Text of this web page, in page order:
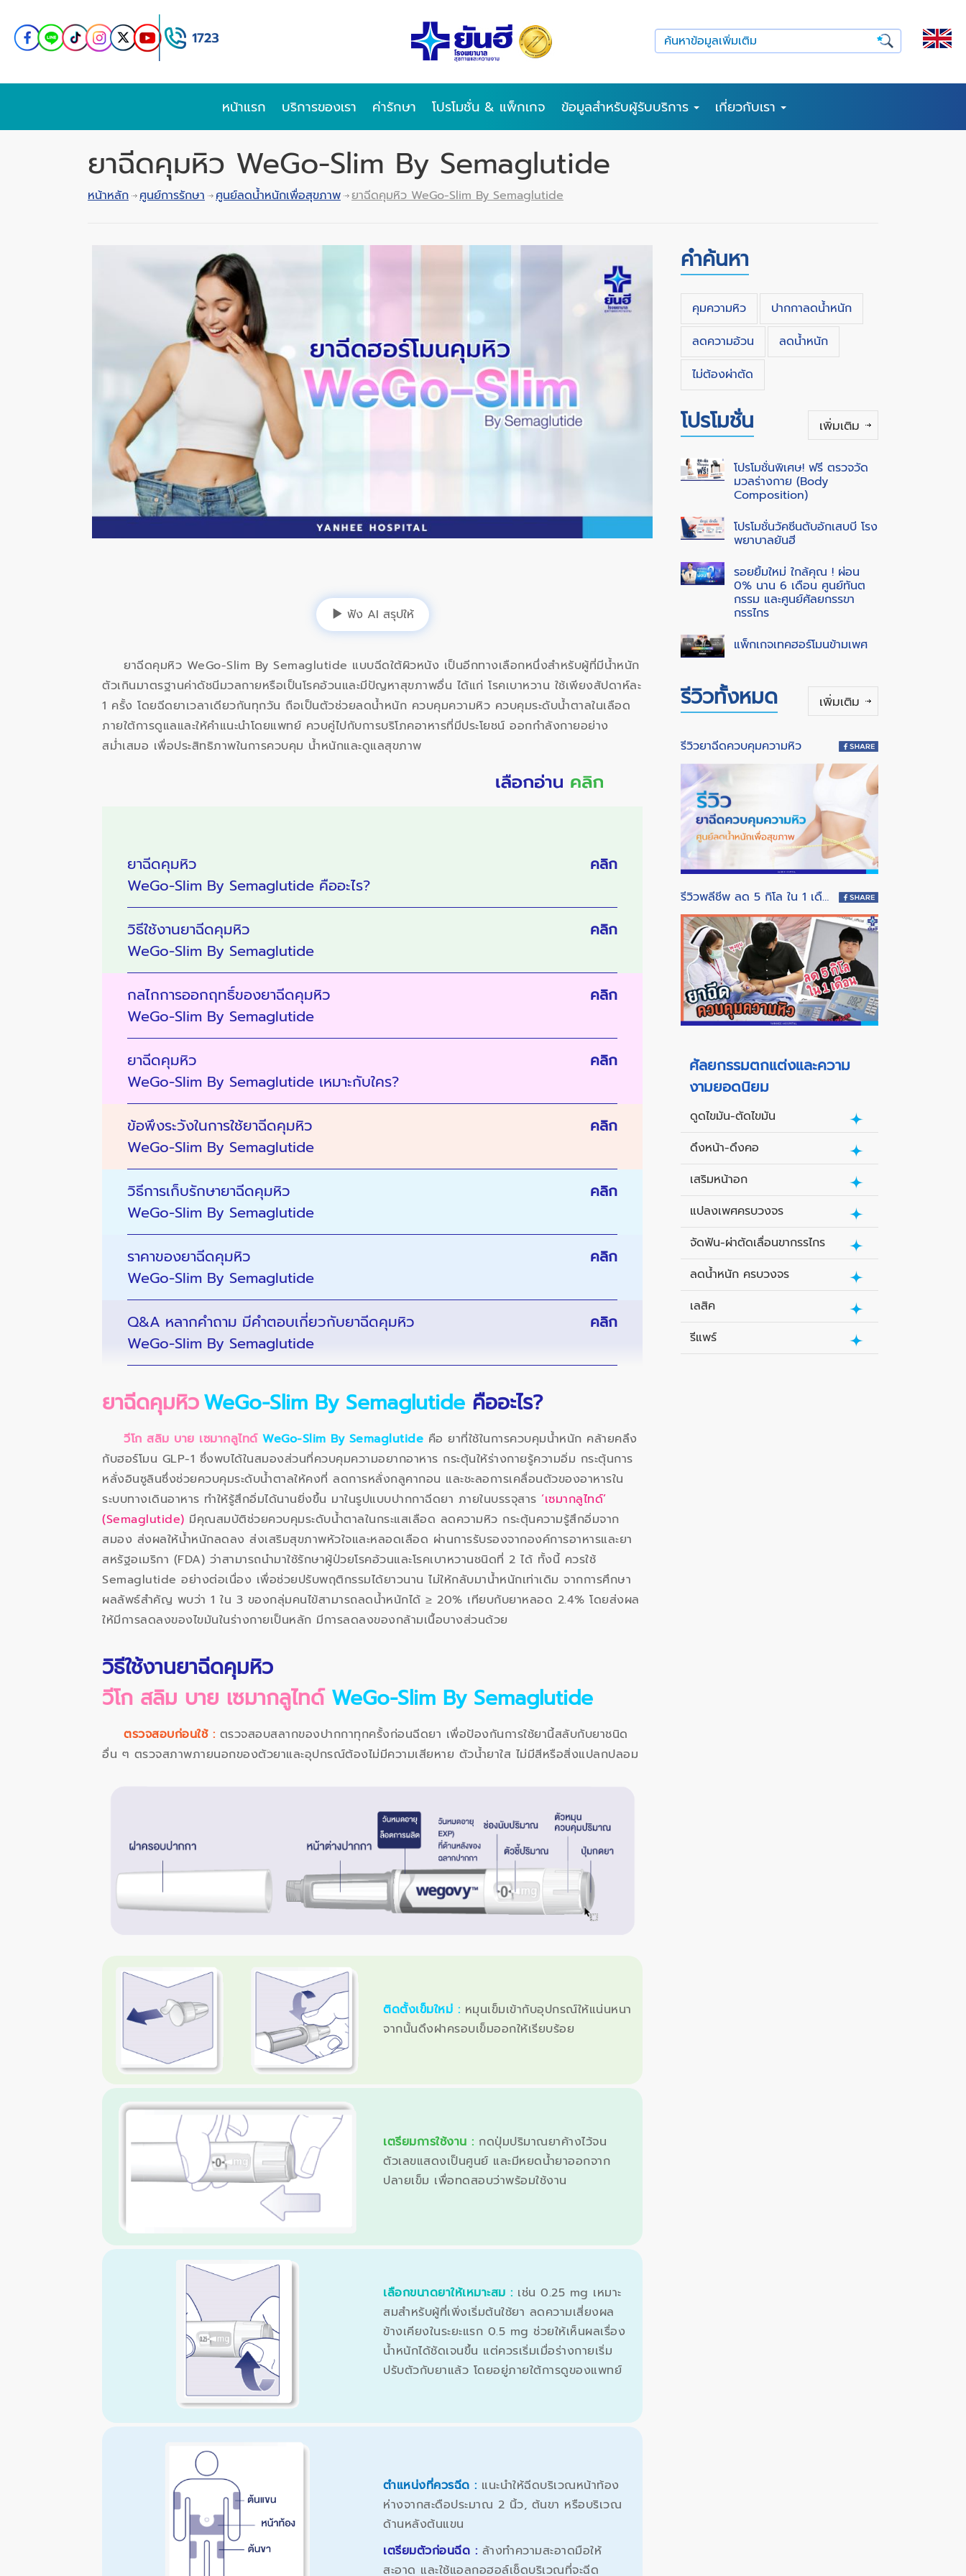
หน้าแรก บริการของเรา ค่ารักษา โปรโมชั่น & แพ็กเกจ ข้อมูลสำหรับผู้รับบริการ เกี่ยวกับเรา
ยาฉีดคุมหิว WeGo-Slim By Semaglutide
หน้าหลัก ศูนย์การรักษา ศูนย์ลดน้ำหนักเพื่อสุขภาพ ยาฉีดคุมหิว WeGo-Slim By Semaglutide
ฟัง AI สรุปให้
ยาฉีดคุมหิว WeGo-Slim By Semaglutide แบบฉีดใต้ผิวหนัง เป็นอีกทางเลือกหนึ่งสำหรับผู้ที่มีน้ำหนัก
ตัวเกินมาตรฐานค่าดัชนีมวลกายหรือเป็นโรคอ้วนและมีปัญหาสุขภาพอื่น ได้แก่ โรคเบาหวาน ใช้เพียงสัปดาห์ละ
1 ครั้ง โดยฉีดยาเวลาเดียวกันทุกวัน ถือเป็นตัวช่วยลดน้ำหนัก ควบคุมความหิว ควบคุมระดับน้ำตาลในเลือด
ภายใต้การดูแลและให้คำแนะนำโดยแพทย์ ควบคู่ไปกับการบริโภคอาหารที่มีประโยชน์ ออกกำลังกายอย่าง
สม่ำเสมอ เพื่อประสิทธิภาพในการควบคุม น้ำหนักและดูแลสุขภาพ
ยาฉีดคุมหิว
WeGo-Slim By Semaglutide คืออะไร?
คลิก
วิธีใช้งานยาฉีดคุมหิว
WeGo-Slim By Semaglutide
คลิก
กลไกการออกฤทธิ์ของยาฉีดคุมหิว
WeGo-Slim By Semaglutide
คลิก
ยาฉีดคุมหิว
WeGo-Slim By Semaglutide เหมาะกับใคร?
คลิก
ข้อพึงระวังในการใช้ยาฉีดคุมหิว
WeGo-Slim By Semaglutide
คลิก
วิธีการเก็บรักษายาฉีดคุมหิว
WeGo-Slim By Semaglutide
คลิก
ราคาของยาฉีดคุมหิว
WeGo-Slim By Semaglutide
คลิก
Q&A หลากคำถาม มีคำตอบเกี่ยวกับยาฉีดคุมหิว
WeGo-Slim By Semaglutide
คลิก
ยาฉีดคุมหิวWeGo-Slim By Semaglutide คืออะไร?
วีโก สลิม บาย เซมากลูไทด์ WeGo-Slim By Semaglutide คือ ยาที่ใช้ในการควบคุมน้ำหนัก คล้ายคลึง
กับฮอร์โมน GLP-1 ซึ่งพบได้ในสมองส่วนที่ควบคุมความอยากอาหาร กระตุ้นให้ร่างกายรู้ความอิ่ม กระตุ้นการ
หลั่งอินซูลินซึ่งช่วยควบคุมระดับน้ำตาลให้คงที่ ลดการหลั่งกลูคากอน และชะลอการเคลื่อนตัวของอาหารใน
ระบบทางเดินอาหาร ทำให้รู้สึกอิ่มได้นานยิ่งขึ้น มาในรูปแบบปากกาฉีดยา ภายในบรรจุสาร ‘เซมากลูไทด์’
(Semaglutide) มีคุณสมบัติช่วยควบคุมระดับน้ำตาลในกระแสเลือด ลดความหิว กระตุ้นความรู้สึกอิ่มจาก
สมอง ส่งผลให้น้ำหนักลดลง ส่งเสริมสุขภาพหัวใจและหลอดเลือด ผ่านการรับรองจากองค์การอาหารและยา
สหรัฐอเมริกา (FDA) ว่าสามารถนำมาใช้รักษาผู้ป่วยโรคอ้วนและโรคเบาหวานชนิดที่ 2 ได้ ทั้งนี้ ควรใช้
Semaglutide อย่างต่อเนื่อง เพื่อช่วยปรับพฤติกรรมได้ยาวนาน ไม่ให้กลับมาน้ำหนักเท่าเดิม จากการศึกษา
ผลลัพธ์สำคัญ พบว่า 1 ใน 3 ของกลุ่มคนไข้สามารถลดน้ำหนักได้ ≥ 20% เทียบกับยาหลอด 2.4% โดยส่งผล
ให้มีการลดลงของไขมันในร่างกายเป็นหลัก มีการลดลงของกล้ามเนื้อบางส่วนด้วย
วิธีใช้งานยาฉีดคุมหิว
วีโก สลิม บาย เซมากลูไทด์ WeGo-Slim By Semaglutide
ตรวจสอบก่อนใช้ : ตรวจสอบสลากของปากกาทุกครั้งก่อนฉีดยา เพื่อป้องกันการใช้ยานี้สลับกับยาชนิด
อื่น ๆ ตรวจสภาพภายนอกของตัวยาและอุปกรณ์ต้องไม่มีความเสียหาย ตัวน้ำยาใส ไม่มีสีหรือสิ่งแปลกปลอม
ติดตั้งเข็มใหม่ : หมุนเข็มเข้ากับอุปกรณ์ให้แน่นหนา
จากนั้นดึงฝาครอบเข็มออกให้เรียบร้อย
เตรียมการใช้งาน : กดปุ่มปริมาณยาค้างไว้จน
ตัวเลขแสดงเป็นศูนย์ และมีหยดน้ำยาออกจาก
ปลายเข็ม เพื่อทดสอบว่าพร้อมใช้งาน
เลือกขนาดยาให้เหมาะสม : เช่น 0.25 mg เหมาะ
สมสำหรับผู้ที่เพิ่งเริ่มต้นใช้ยา ลดความเสี่ยงผล
ข้างเคียงในระยะแรก 0.5 mg ช่วยให้เห็นผลเรื่อง
น้ำหนักได้ชัดเจนขึ้น แต่ควรเริ่มเมื่อร่างกายเริ่ม
ปรับตัวกับยาแล้ว โดยอยู่ภายใต้การดูของแพทย์
ตำแหน่งที่ควรฉีด : แนะนำให้ฉีดบริเวณหน้าท้อง
ห่างจากสะดือประมาณ 2 นิ้ว, ต้นขา หรือบริเวณ
ด้านหลังต้นแขน
เตรียมตัวก่อนฉีด : ล้างทำความสะอาดมือให้
สะอาด และใช้แอลกอฮอล์เช็ดบริเวณที่จะฉีด
คำค้นหา
คุมความหิว
ปากกาลดน้ำหนัก
ลดความอ้วน
ลดน้ำหนัก
ไม่ต้องผ่าตัด
โปรโมชั่น เพิ่มเติม
โปรโมชั่นพิเศษ! ฟรี ตรวจวัด
มวลร่างกาย (Body
Composition)
โปรโมชั่นวัคซีนตับอักเสบบี โรง
พยาบาลยันฮี
รอยยิ้มใหม่ ใกล้คุณ ! ผ่อน
0% นาน 6 เดือน ศูนย์ทันต
กรรม และศูนย์ศัลยกรรขา
กรรไกร
แพ็กเกจเทคฮอร์โมนข้ามเพศ
รีวิวทั้งหมด เพิ่มเติม
รีวิวยาฉีดควบคุมความหิว
รีวิวพลีชีพ ลด 5 กิโล ใน 1 เดือน
ศัลยกรรมตกแต่งและความ
งามยอดนิยม
ดูดไขมัน-ตัดไขมัน
ดึงหน้า-ดึงคอ
เสริมหน้าอก
แปลงเพศครบวงจร
จัดฟัน-ผ่าตัดเลื่อนขากรรไกร
ลดน้ำหนัก ครบวงจร
เลสิค
รีแพร์